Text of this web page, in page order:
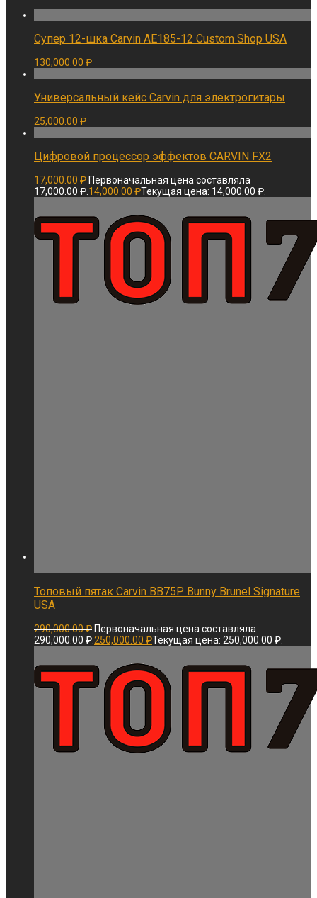
Супер 12-шка Carvin AE185-12 Custom Shop USA
130,000.00 ₽
Универсальный кейс Carvin для электрогитары
25,000.00 ₽
Цифровой процессор эффектов CARVIN FX2
17,000.00₽ Первоначальная цена составляла
17,000.00 ₽. 14,000.00 ₽Текущая цена: 14,000.00 ₽.
Топовый пятак Carvin BB75P Bunny Brunel Signature
USA
290,000.00₽ Первоначальная цена составляла
290,000.00 ₽. 250,000.00 ₽Текущая цена: 250,000.00 ₽.